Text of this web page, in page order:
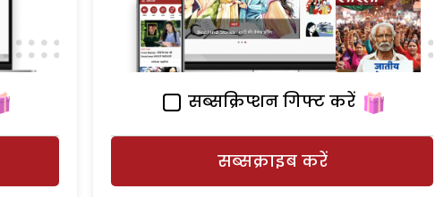
सब्सक्रिप्शन गिफ्ट करें
सब्सक्राइब करें